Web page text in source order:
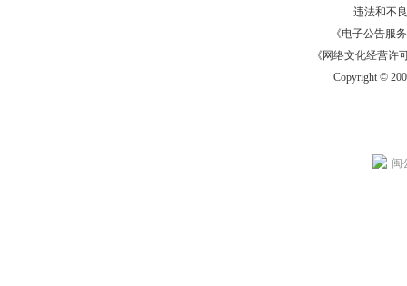
违法和不
《电子公告服务
《网络文化经营许
Copyright ©
闽